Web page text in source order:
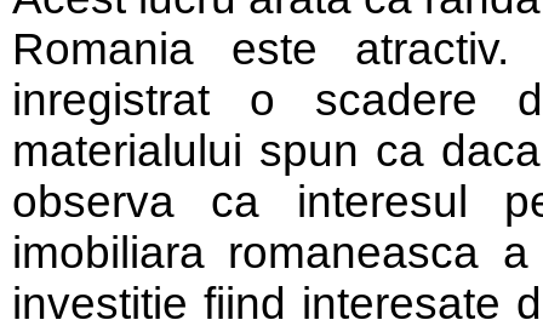
Romania este
inregistrat o scadere
materialului spun ca
observa ca interesul
imobiliara romaneasca
investitie fiind interesate